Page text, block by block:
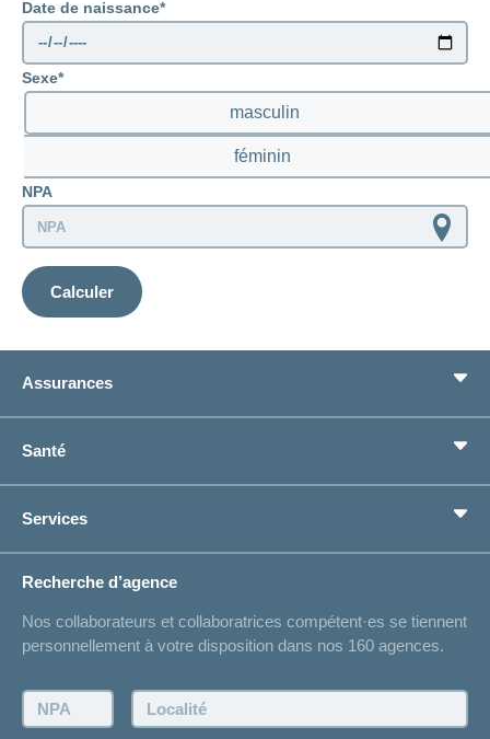
Date de naissance
Sexe
masculin
féminin
NPA
Calculer
Assurances
Assurances complémentaires
Prévoyance
Je cherche une assurance pour...
Situations de vie
Réaliser des économies sur l'assurance
Santé
Boussole santé
Services
Listes des hôpitaux
Bulletin d'accident
Contact
Demande d'offre
Demander à l'agence de vous rappeler
Recherche d’agence
Nos collaborateurs et collaboratrices compétent·es se tiennent
personnellement à votre disposition dans nos 160 agences.
NPA: Localité: